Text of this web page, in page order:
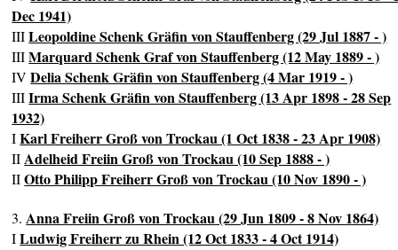
Dec 1941)
IIILeopoldine Schenk Gräfin von Stauffenberg (29 Jul 1887 - )
IIIMarquard Schenk Graf von Stauffenberg (12 May 1889 - )
IVDelia Schenk Gräfin von Stauffenberg (4 Mar 1919 - )
IIIIrma Schenk Gräfin von Stauffenberg (13 Apr 1898 - 28 Sep
1932)
IKarl Freiherr Groß von Trockau (1 Oct 1838 - 23 Apr 1908)
IIAdelheid Freiin Groß von Trockau (10 Sep 1888 - )
IIOtto Philipp Freiherr Groß von Trockau (10 Nov 1890 - )
3.Anna Freiin Groß von Trockau (29 Jun 1809 - 8 Nov 1864)
ILudwig Freiherr zu Rhein (12 Oct 1833 - 4 Oct 1914)